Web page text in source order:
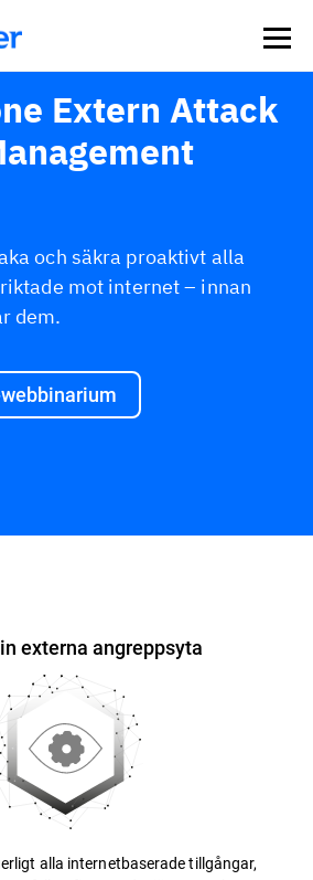
Extern Attack
och säkra proaktivt alla
mot internet – innan
dem.
externa angreppsyta
alla internetbaserade tillgångar,